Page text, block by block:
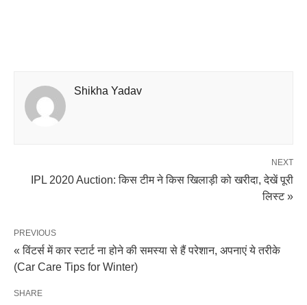
Shikha Yadav
NEXT
IPL 2020 Auction: किस टीम ने किस खिलाड़ी को खरीदा, देखें पूरी
लिस्ट »
PREVIOUS
« विंटर्स में कार स्टार्ट ना होने की समस्या से हैं परेशान, अपनाएं ये तरीके
(Car Care Tips for Winter)
SHARE